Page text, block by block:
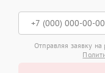
Отправляя заявку